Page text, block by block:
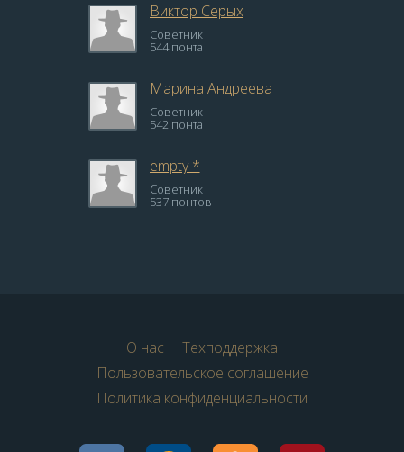
Виктор Серых
Советник
544 понта
Марина Андреева
Советник
542 понта
empty *
Советник
537 понтов
О нас
Техподдержка
Пользовательское соглашение
Политика конфиденциальности